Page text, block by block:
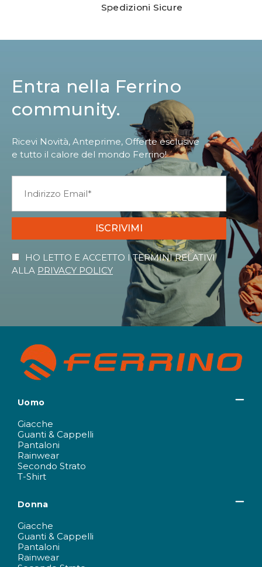
Spedizioni Sicure
Entra nella Ferrino
community.
Ricevi Novità, Anteprime, Offerte esclusive
e tutto il calore del mondo Ferrino!
ISCRIVIMI
HO LETTO E ACCETTO I TERMINI RELATIVI
ALLA PRIVACY POLICY
Uomo
Giacche
Guanti & Cappelli
Pantaloni
Rainwear
Secondo Strato
T-Shirt
Donna
Giacche
Guanti & Cappelli
Pantaloni
Rainwear